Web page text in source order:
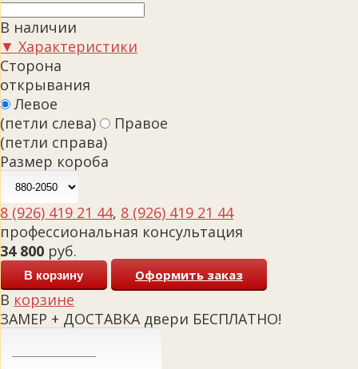
В наличии
▼ Характеристики
Сторона
открывания
Левое
(петли слева)
Правое
(петли справа)
Размер короба
8 (926) 419 21 44, 8 (926) 419 21 44
профессиональная консультация
34 800 руб.
В корзину Оформить заказ
В корзине
ЗАМЕР + ДОСТАВКА двери БЕСПЛАТНО!